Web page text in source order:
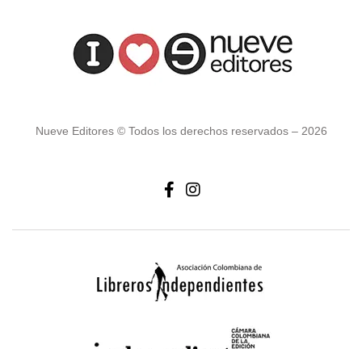
Nueve Editores © Todos los derechos reservados – 2026